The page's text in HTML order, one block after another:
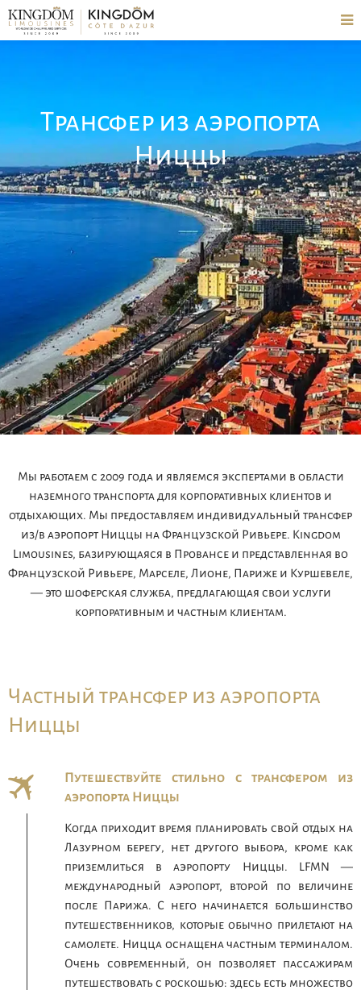
Трансфер из аэропорта
Ниццы
Мы работаем с 2009 года и являемся экспертами в области
наземного транспорта для корпоративных клиентов и
отдыхающих. Мы предоставляем индивидуальный трансфер
из/в аэропорт Ниццы на Французской Ривьере. Kingdom
Limousines, базирующаяся в Провансе и представленная во
Французской Ривьере, Марселе, Лионе, Париже и Куршевеле,
— это шоферская служба, предлагающая свои услуги
корпоративным и частным клиентам.
Частный трансфер из аэропорта
Ниццы
Путешествуйте стильно с трансфером из
аэропорта Ниццы
Когда приходит время планировать свой отдых на
Лазурном берегу, нет другого выбора, кроме как
приземлиться в аэропорту Ниццы. LFMN —
международный аэропорт, второй по величине
после Парижа. С него начинается большинство
путешественников, которые обычно прилетают на
самолете. Ницца оснащена частным терминалом.
Очень современный, он позволяет пассажирам
путешествовать с роскошью: здесь есть множество